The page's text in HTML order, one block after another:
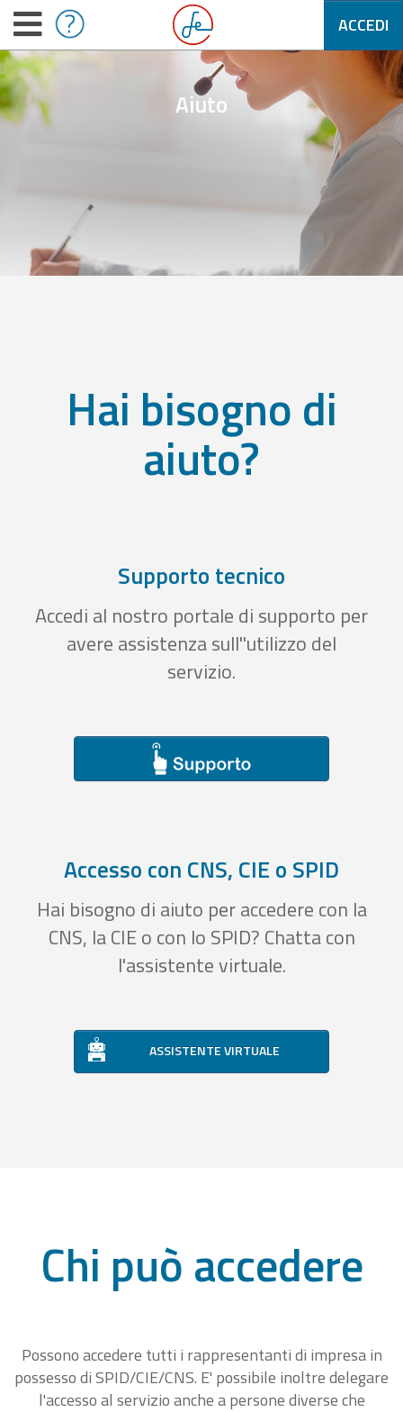
ACCEDI
Aiuto
Hai bisogno di
aiuto?
Supporto tecnico
Accedi al nostro portale di supporto per
avere assistenza sull''utilizzo del
servizio.
Accesso con CNS, CIE o SPID
Hai bisogno di aiuto per accedere con la
CNS, la CIE o con lo SPID? Chatta con
l'assistente virtuale.
ASSISTENTE VIRTUALE
Chi può accedere
Possono accedere tutti i rappresentanti di impresa in
possesso di SPID/CIE/CNS. E' possibile inoltre delegare
l'accesso al servizio anche a persone diverse che